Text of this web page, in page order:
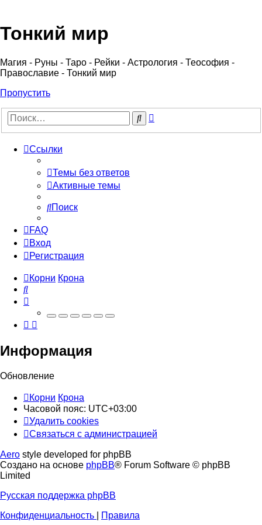
Тонкий мир
Магия - Руны - Таро - Рейки - Астрология - Теософия -
Православие - Тонкий мир
Пропустить
Поиск
Ссылки
Темы без ответов
Активные темы
Поиск
FAQ
Вход
Регистрация
Корни Крона
Поиск
Информация
Обновление
Корни Крона
Часовой пояс: UTC+03:00
Удалить cookies
Связаться
администрацией
Связаться с администрацией
Aero style developed for phpBB
Создано на основе phpBB® Forum Software © phpBB
Limited
Русская поддержка phpBB
Конфиденциальность
Правила